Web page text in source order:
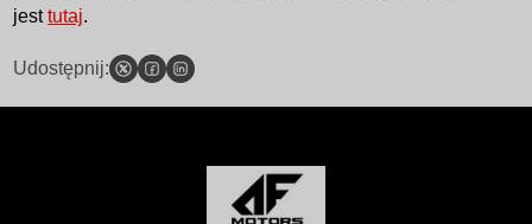
jesttutaj.
Udostępnij: